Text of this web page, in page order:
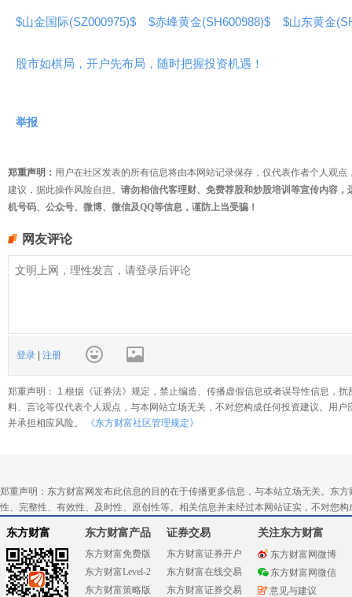
$山金国际(SZ000975)$ $赤峰黄金(SH600988)$ $山东黄金
股市如棋局，开户先布局，随时把握投资机遇！
举报
郑重声明： 用户在社区发表的所有信息将由本网站记录保存，仅代表作者个人观
建议，据此操作风险自担。 请勿相信代客理财、免费荐股和炒股培训等宣传内容
机号码、公众号、微博、微信及QQ等信息，谨防上当受骗！
网友评论
登录 注册
郑重声明： 1.根据《证券法》规定，禁止编造、传播虚假信息或者误导性信息，
料、言论等仅代表个人观点，与本网站立场无关，不对您构成任何投资建议。用
并承担相应风险。
《东方财富社区管理规定》
郑重声明：东方财富网发布此信息的目的在于传播更多信息，与本站立场无关。东
性、完整性、有效性、及时性、原创性等。相关信息并未经过本网站证实，不对您
东方财富 东方财富产品
东方财富免费版
东方财富Level-2
东方财富策略版
证券交易
东方财富证券开户
东方财富在线交易
东方财富证券交易
关注东方财富
东方财富网微博
东方财富网微信
意见与建议